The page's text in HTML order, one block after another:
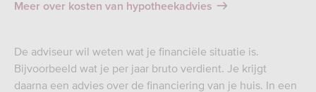
Meer over kosten van hypotheekadvies
De adviseur wil weten wat je financiële situatie is.
Bijvoorbeeld wat je per jaar bruto verdient. Je krijgt
daarna een advies over de financiering van je huis. In een